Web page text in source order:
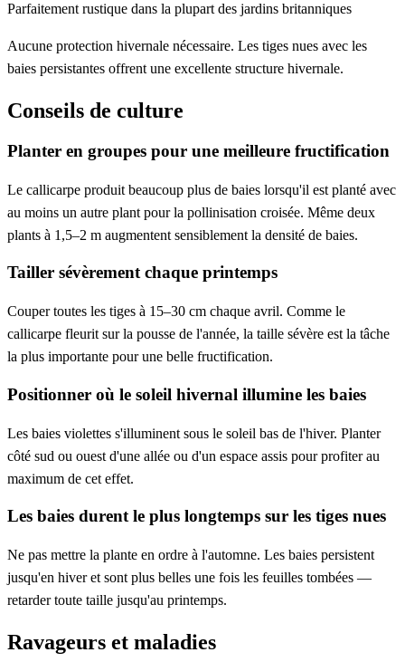
Parfaitement rustique dans la plupart des jardins britanniques
Aucune protection hivernale nécessaire. Les tiges nues avec les
baies persistantes offrent une excellente structure hivernale.
Conseils de culture
Planter en groupes pour une meilleure fructification
Le callicarpe produit beaucoup plus de baies lorsqu'il est planté avec
au moins un autre plant pour la pollinisation croisée. Même deux
plants à 1,5–2 m augmentent sensiblement la densité de baies.
Tailler sévèrement chaque printemps
Couper toutes les tiges à 15–30 cm chaque avril. Comme le
callicarpe fleurit sur la pousse de l'année, la taille sévère est la tâche
la plus importante pour une belle fructification.
Positionner où le soleil hivernal illumine les baies
Les baies violettes s'illuminent sous le soleil bas de l'hiver. Planter
côté sud ou ouest d'une allée ou d'un espace assis pour profiter au
maximum de cet effet.
Les baies durent le plus longtemps sur les tiges nues
Ne pas mettre la plante en ordre à l'automne. Les baies persistent
jusqu'en hiver et sont plus belles une fois les feuilles tombées —
retarder toute taille jusqu'au printemps.
Ravageurs et maladies